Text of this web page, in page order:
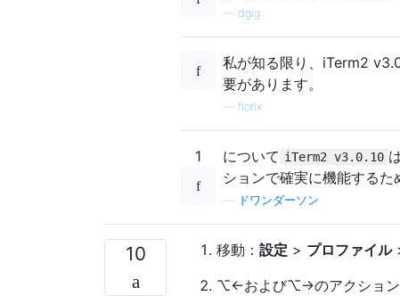
dgig
私が知る限り、iTerm2
要があります。
fiorix
1 について iTerm2 v3.0.10
ションで確実に機能するた
ドワンダーソン
10 移動： 設定 > プロファイル
⌥←および⌥→のアクション